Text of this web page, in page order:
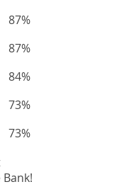
87%
87%
84%
73%
73%